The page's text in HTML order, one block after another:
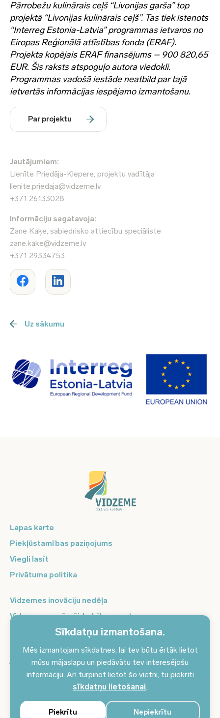
Sīkdatņu izmantošana.
Mēs izmantojam sīkdatnes, lai tev būtu ērtāk lietot
mūsu mājaslapu un piedāvātu tev interesējošu
informāciju. Arī turpinot lietot šo vietni, tu piekrīti
sīkdatņu lietošanai.
Nepiekrītu
Piekrītu
Pārrobežu kulinārais ceļš “Livonijas garša” top
projektā “Livonijas kulinārais ceļš”. Tas tiek īstenots
“Interreg Estonia-Latvia” programmas ietvaros no
Eiropas Reģionālā attīstības fonda (ERAF).
Projekta kopējais ERAF finansējums – 900 820,65
EUR. Šis raksts atspoguļo autora viedokli.
Programmas vadošā iestāde neatbild par tajā
ietvertās informācijas iespējamo izmantošanu.
Par projektu
Jautājumiem:
Lienīte Priedāja-Klepere, projektu vadītāja
lienite.priedaja@vidzeme.lv
+371 26133028
Informāciju sagatavoja:
Zane Kaķe, sabiedrisko attiecību speciāliste
zane.kake@vidzeme.lv
+371 29334753
Uz sākumu
Lapas karte
Piekļūstamības paziņojums
Viegli lasīt
Privātuma politika
Vidzemes inovāciju nedēļa
Vidzemes uzņēmējdarbības centrs
Balso Vidzeme
Pierakstieties jaunumiem un saņemiet aktuālākos
jaunumus savā e-pastā!
Pieteikties jaunumiem